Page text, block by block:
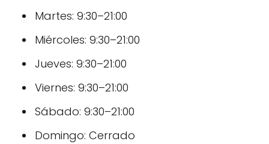
Martes: 9:30–21:00
Miércoles: 9:30–21:00
Jueves: 9:30–21:00
Viernes: 9:30–21:00
Sábado: 9:30–21:00
Domingo: Cerrado